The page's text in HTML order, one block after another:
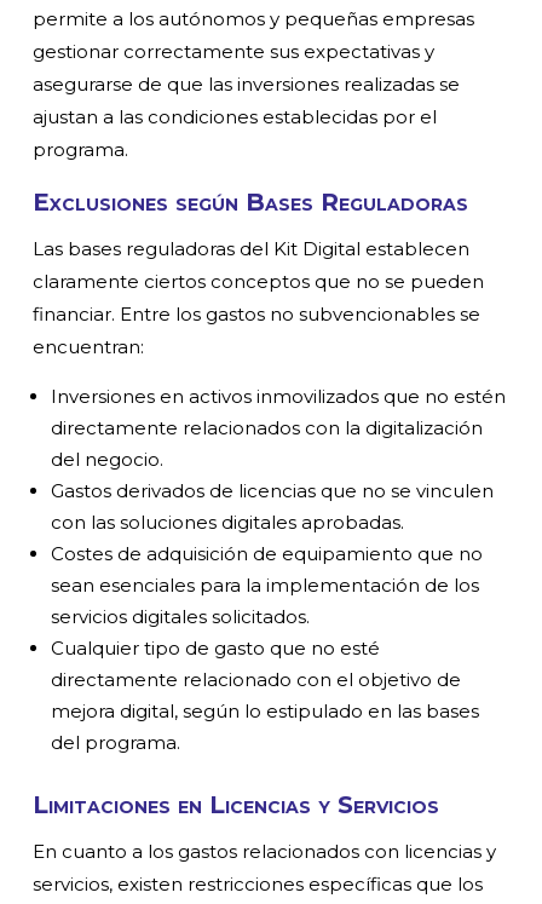
permite a los autónomos y pequeñas empresas
gestionar correctamente sus expectativas y
asegurarse de que las inversiones realizadas se
ajustan a las condiciones establecidas por el
programa.
Exclusiones según Bases Reguladoras
Las bases reguladoras del Kit Digital establecen
claramente ciertos conceptos que no se pueden
financiar. Entre los gastos no subvencionables se
encuentran:
Inversiones en activos inmovilizados que no estén
directamente relacionados con la digitalización
del negocio.
Gastos derivados de licencias que no se vinculen
con las soluciones digitales aprobadas.
Costes de adquisición de equipamiento que no
sean esenciales para la implementación de los
servicios digitales solicitados.
Cualquier tipo de gasto que no esté
directamente relacionado con el objetivo de
mejora digital, según lo estipulado en las bases
del programa.
Limitaciones en Licencias y Servicios
En cuanto a los gastos relacionados con licencias y
servicios, existen restricciones específicas que los